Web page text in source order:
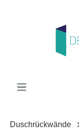
Duschrückwände